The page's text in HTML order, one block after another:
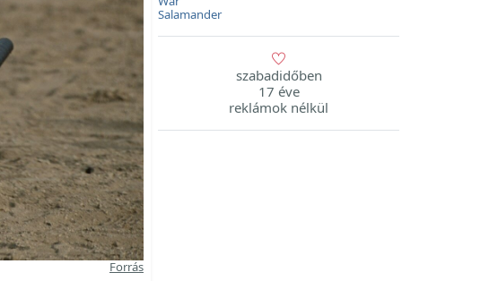
Forrás
Salamander
szabadidőben
17 éve
reklámok nélkül